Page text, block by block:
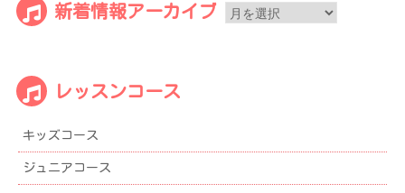
新着情報アーカイブ
新
ブ
レッスンコース
キッズコース
ジュニアコース